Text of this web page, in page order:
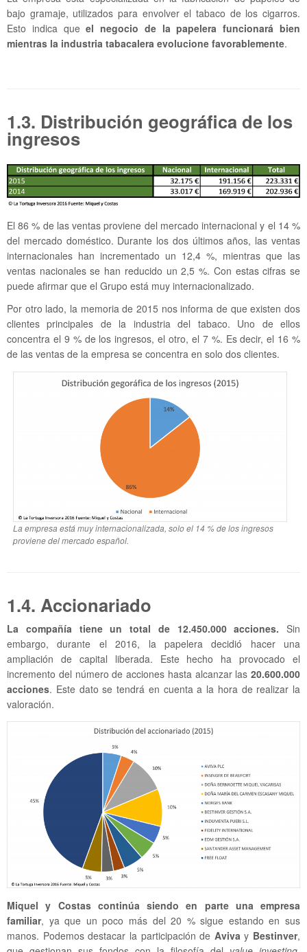
bajo gramaje, utilizados para envolver el tabaco de los cigarros.
Esto indica queel negocio de la papelera funcionará bien
mientras la industria tabacalera evolucione favorablemente.
1.3. Distribución geográfica de los
ingresos
El 86 % de las ventas proviene del mercado internacional y el 14 %
del mercado doméstico. Durante los dos últimos años, las ventas
internacionales han incrementado un 12,4 %, mientras que las
ventas nacionales se han reducido un 2,5 %. Con estas cifras se
puede afirmar que el Grupo está muy internacionalizado.
Por otro lado, la memoria de 2015 nos informa de que existen dos
clientes principales de la industria del tabaco. Uno de ellos
concentra el 9 % de los ingresos, el otro, el 7 %. Es decir, el 16 %
de las ventas de la empresa se concentra en solo dos clientes.
La empresa está muy internacionalizada, solo el 14 % de los ingresos
proviene del mercado español.
1.4. Accionariado
La compañía tiene un total de 12.450.000 acciones. Sin
embargo, durante el 2016, la papelera decidió hacer una
ampliación de capital liberada. Este hecho ha provocado el
incremento del número de acciones hasta alcanzar las 20.600.000
acciones. Este dato se tendrá en cuenta a la hora de realizar la
valoración.
Miquel y Costas continúa siendo en parte una empresa
familiar, ya que un poco más del 20 % sigue estando en sus
manos. Podemos destacar la participación de Aviva y Bestinver,